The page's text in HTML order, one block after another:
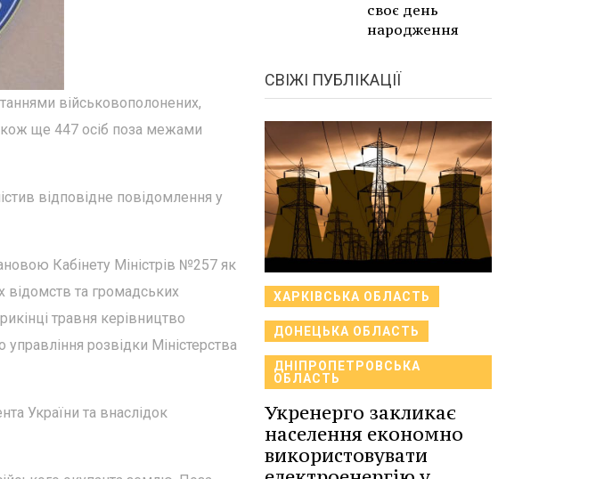
військовополонених,
ще 447 осіб поза межами
відповідне повідомлення у
Кабінету Міністрів №257 як
відомств та громадських
травня керівництво
розвідки Міністерства
України та внаслідок
своє день
народження
СВІЖІ ПУБЛІКАЦІЇ
ХАРКІВСЬКА ОБЛАСТЬ
ДОНЕЦЬКА ОБЛАСТЬ
ДНІПРОПЕТРОВСЬКА
ОБЛАСТЬ
Укренерго закликає
населення економно
використовувати